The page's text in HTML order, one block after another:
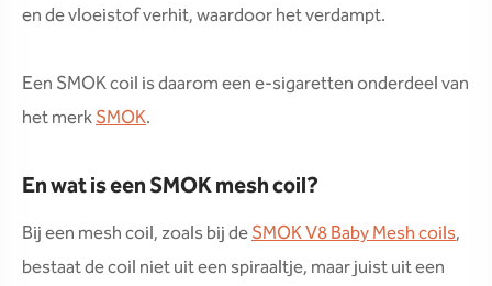
en de vloeistof verhit, waardoor het verdampt.
Een SMOK coil is daarom een e-sigaretten onderdeel van
het merkSMOK.
En wat is een SMOK mesh coil?
Bij een mesh coil, zoals bij deSMOK V8 Baby Mesh coils,
bestaat de coil niet uit een spiraaltje, maar juist uit een